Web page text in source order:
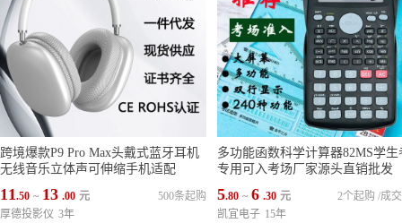
跨境爆款P9 Pro Max头戴式蓝牙耳机
无线音乐立体声可伸缩手机适配
11.50 ~ 13 .00 元
500条起购
厚德投影仪 3年
多功能函数科学计算器82MS学生
专用可入考场厂家源头直销批发
5.80 ~ 6 .30 元 成
2个起购 /
凯宜电子 15年